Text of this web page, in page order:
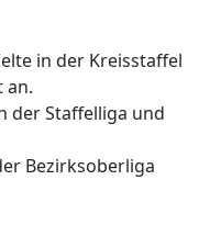
in der Kreisstaffel
an.
der Staffelliga und
Bezirksoberliga